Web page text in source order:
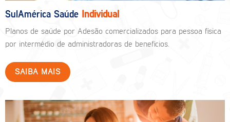
SulAmérica Saúde Individual
Planos de saúde por Adesão comercializados para pessoa física
por intermédio de administradoras de benefícios.
SAIBA MAIS